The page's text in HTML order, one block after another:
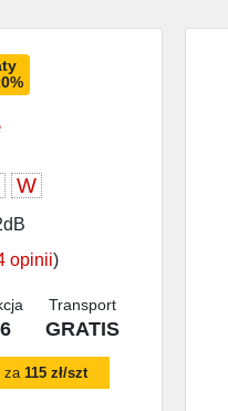
W
opinii)
Transport
GRATIS
za 115 zł/szt